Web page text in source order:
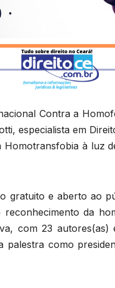
Contra a
especialista em
Homotransfobia à luz
gratuito e aberto ao
da
com 23
palestra como